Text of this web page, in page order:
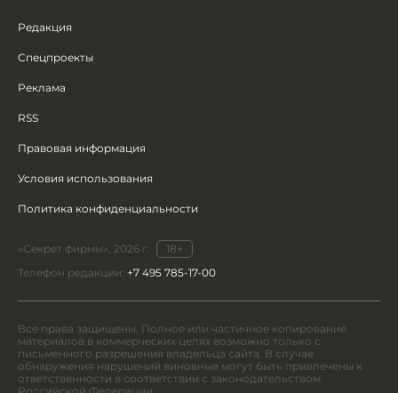
Редакция
Спецпроекты
Реклама
RSS
Правовая информация
Условия использования
Политика конфиденциальности
«Секрет фирмы», 2026 г.
18+
Телефон редакции: +7 495 785-17-00
Все права защищены. Полное или частичное копирование
материалов в коммерческих целях возможно только с
письменного разрешения владельца сайта. В случае
обнаружения нарушений виновные могут быть привлечены к
ответственности в соответствии с законодательством